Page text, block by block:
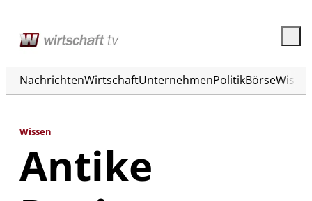
NachrichtenWirtschaftUnternehmenPolitikBörse
Wissen
Antike